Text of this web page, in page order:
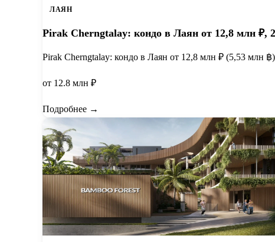
ЛАЯН
Pirak Cherngtalay: кондо в Лаян от 12,8 млн ₽,
Pirak Cherngtalay: кондо в Лаян от 12,8 млн ₽ (5,53 млн
от 12.8 млн ₽
Подробнее →